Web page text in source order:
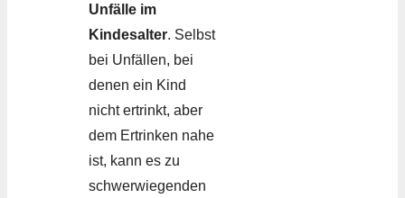
Unfälle im
Kindesalter. Selbst
bei Unfällen, bei
denen ein Kind
nicht ertrinkt, aber
dem Ertrinken nahe
ist, kann es zu
schwerwiegenden